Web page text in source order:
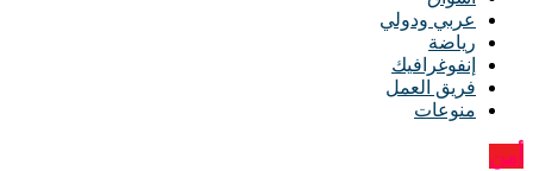
عربي ودولي
رياضة
إنفوغرافيك
فريق العمل
منوعات
أمن